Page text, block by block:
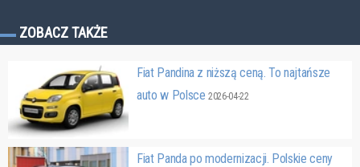
ZOBACZ TAKŻE
Fiat Pandina z niższą ceną. To najtańsze
auto w Polsce2026-04-22
Fiat Panda po modernizacji. Polskie ceny